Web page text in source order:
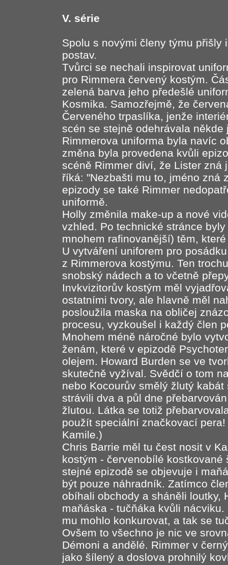
V. série
Spolu s novými členy týmu
postav.
Tvůrci se nechali inspirovat
pro Rimmera červený kostým.
zelená barva jeho předešlé
Kosmika. Samozřejmě, že
Červeného trpaslíka, jenže
scén se stejně odehrávala
Rimmerova uniforma byla navíc
změna byla provedena kvůli
scéně Rimmer diví, že Lister zná
říká: "Nezbašti mu to, jméno zná
epizody se také Rimmer
uniformě.
Holly změnila make-up a nové
vzhled. Po technické stránce
mnohem rafinovanější) těm,
U vytváření uniforem pro
z Rimmerova kostýmu. Ten
snobský nádech a to včetně
Invkvizitorův kostým měl
ostatními tvory, ale hlavně měl
posloužila maska na obličej
procesu, vyzkoušel i každý člen
Mnohem méně náročné bylo
ženám, které v epizodě
olejem. Howard Burden se ve
skutečně vyžíval. Svědčí o tom
nebo Kocourův smělý žlutý
strávili dva a půl dne
žlutou. Látka se totiž
použít speciální značkovací
Kamile.)
Chris Barrie měl tu čest nosit v
kostým - červenobílé
stejné epizodě se objevuje i
být pouze náhradník. Zatímco
obíhali obchody a sháněli loutky,
maňáska - tučňáka kvůli
mu mohlo konkurovat, a tak se
Ovšem to všechno je nic ve
Démoni a andělé. Rimmer v
jako šílený a doslova prohnilý